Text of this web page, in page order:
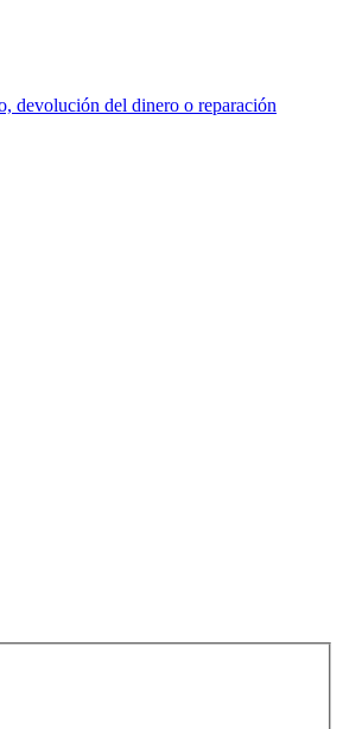
devolución del dinero o reparación